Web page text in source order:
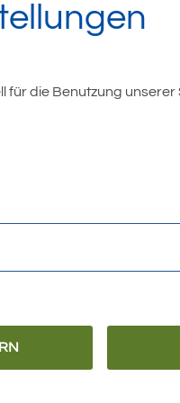
für die Benutzung